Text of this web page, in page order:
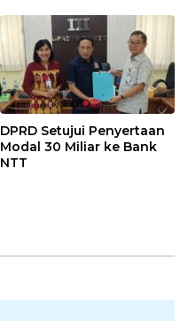
DPRD Setujui Penyertaan
Modal 30 Miliar ke Bank
NTT